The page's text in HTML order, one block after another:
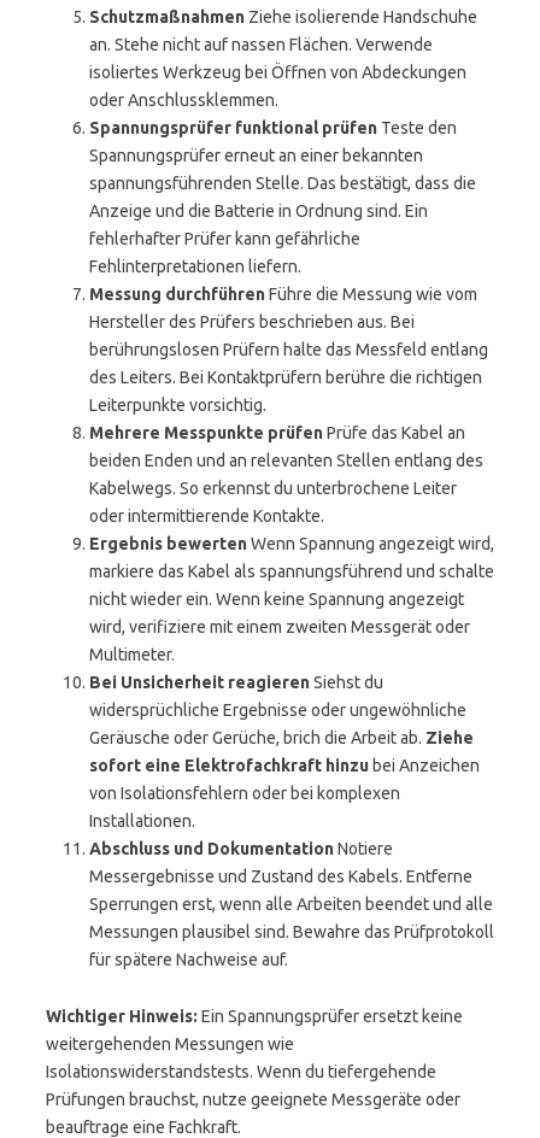
Schutzmaßnahmen Ziehe isolierende Handschuhe
an. Stehe nicht auf nassen Flächen. Verwende
isoliertes Werkzeug bei Öffnen von Abdeckungen
oder Anschlussklemmen.
Spannungsprüfer funktional prüfen Teste den
Spannungsprüfer erneut an einer bekannten
spannungsführenden Stelle. Das bestätigt, dass die
Anzeige und die Batterie in Ordnung sind. Ein
fehlerhafter Prüfer kann gefährliche
Fehlinterpretationen liefern.
Messung durchführenFühre die Messung wie vom
Hersteller des Prüfers beschrieben aus. Bei
berührungslosen Prüfern halte das Messfeld entlang
des Leiters. Bei Kontaktprüfern berühre die richtigen
Leiterpunkte vorsichtig.
Mehrere Messpunkte prüfenPrüfe das Kabel an
beiden Enden und an relevanten Stellen entlang des
Kabelwegs. So erkennst du unterbrochene Leiter
oder intermittierende Kontakte.
Ergebnis bewertenWenn Spannung angezeigt wird,
markiere das Kabel als spannungsführend und schalte
nicht wieder ein. Wenn keine Spannung angezeigt
wird, verifiziere mit einem zweiten Messgerät oder
Multimeter.
Bei Unsicherheit reagierenSiehst du
widersprüchliche Ergebnisse oder ungewöhnliche
Geräusche oder Gerüche, brich die Arbeit ab. Ziehe
sofort eine Elektrofachkraft hinzu bei Anzeichen
von Isolationsfehlern oder bei komplexen
Installationen.
Abschluss und DokumentationNotiere
Messergebnisse und Zustand des Kabels. Entferne
Sperrungen erst, wenn alle Arbeiten beendet und alle
Messungen plausibel sind. Bewahre das Prüfprotokoll
für spätere Nachweise auf.
Wichtiger Hinweis: Ein Spannungsprüfer ersetzt keine
weitergehenden Messungen wie
Isolationswiderstandstests. Wenn du tiefergehende
Prüfungen brauchst, nutze geeignete Messgeräte oder
beauftrage eine Fachkraft.